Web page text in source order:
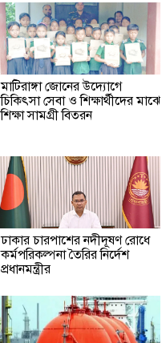
মাটিরাঙ্গা জোনের উদ্যোগে
চিকিৎসা সেবা ও শিক্ষার্থীদের মাঝে
শিক্ষা সামগ্রী বিতরন
ঢাকার চারপাশের নদীদূষণ রোধে
কর্মপরিকল্পনা তৈরির নির্দেশ
প্রধানমন্ত্রীর